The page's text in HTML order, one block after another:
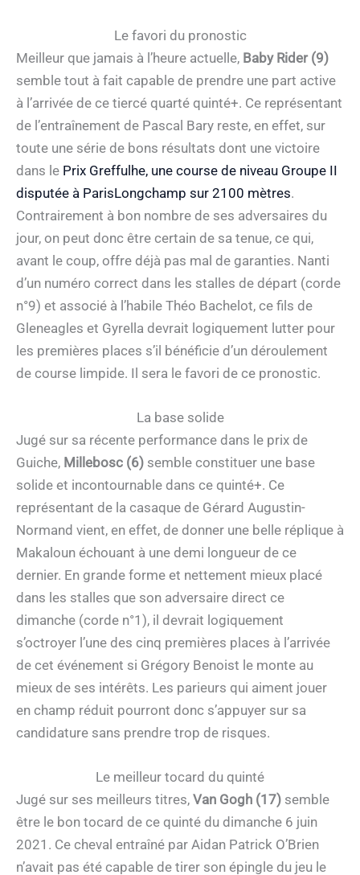
Le favori du pronostic
Meilleur que jamais à l’heure actuelle, Baby Rider (9)
semble tout à fait capable de prendre une part active
à l’arrivée de ce tiercé quarté quinté+. Ce représentant
de l’entraînement de Pascal Bary reste, en effet, sur
toute une série de bons résultats dont une victoire
dans le Prix Greffulhe, une course de niveau Groupe II
disputée à ParisLongchamp sur 2100 mètres.
Contrairement à bon nombre de ses adversaires du
jour, on peut donc être certain de sa tenue, ce qui,
avant le coup, offre déjà pas mal de garanties. Nanti
d’un numéro correct dans les stalles de départ (corde
n°9) et associé à l’habile Théo Bachelot, ce fils de
Gleneagles et Gyrella devrait logiquement lutter pour
les premières places s’il bénéficie d’un déroulement
de course limpide. Il sera le favori de ce pronostic.
La base solide
Jugé sur sa récente performance dans le prix de
Guiche, Millebosc (6) semble constituer une base
solide et incontournable dans ce quinté+. Ce
représentant de la casaque de Gérard Augustin-
Normand vient, en effet, de donner une belle réplique à
Makaloun échouant à une demi longueur de ce
dernier. En grande forme et nettement mieux placé
dans les stalles que son adversaire direct ce
dimanche (corde n°1), il devrait logiquement
s’octroyer l’une des cinq premières places à l’arrivée
de cet événement si Grégory Benoist le monte au
mieux de ses intérêts. Les parieurs qui aiment jouer
en champ réduit pourront donc s’appuyer sur sa
candidature sans prendre trop de risques.
Le meilleur tocard du quinté
Jugé sur ses meilleurs titres, Van Gogh (17) semble
être le bon tocard de ce quinté du dimanche 6 juin
2021. Ce cheval entraîné par Aidan Patrick O’Brien
n’avait pas été capable de tirer son épingle du jeu le